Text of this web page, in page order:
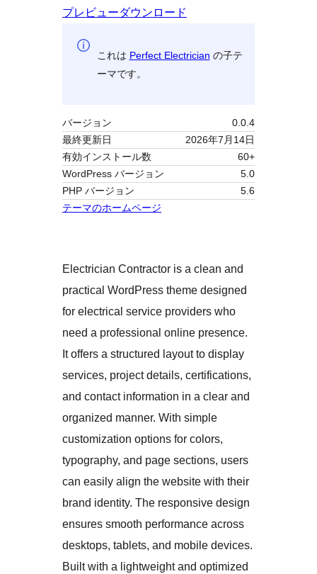
プレビューダウンロード
これは Perfect Electrician の子テ
ーマです。
バージョン
0.0.4
最終更新日
2026年7月14日
有効インストール数
60+
WordPress バージョン
5.0
PHP バージョン
5.6
テーマのホームページ
Electrician Contractor is a clean and
practical WordPress theme designed
for electrical service providers who
need a professional online presence.
It offers a structured layout to display
services, project details, certifications,
and contact information in a clear and
organized manner. With simple
customization options for colors,
typography, and page sections, users
can easily align the website with their
brand identity. The responsive design
ensures smooth performance across
desktops, tablets, and mobile devices.
Built with a lightweight and optimized